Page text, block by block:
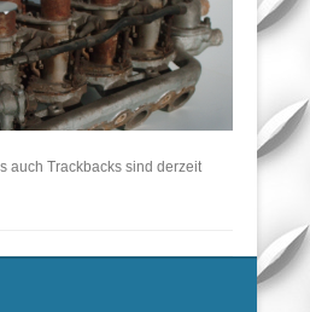
auch Trackbacks sind derzeit